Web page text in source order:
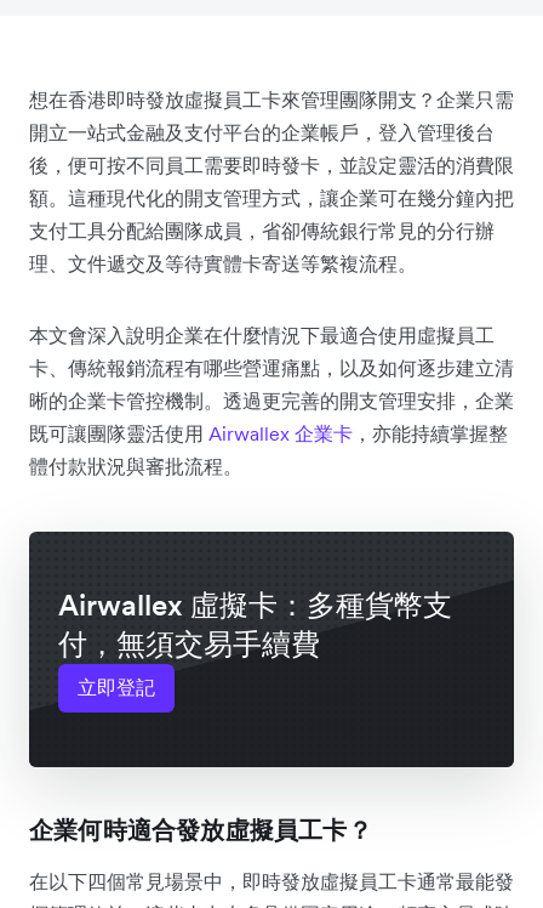
想在香港即時發放虛擬員工卡來管理團隊開支？企業只需
開立一站式金融及支付平台的企業帳戶，登入管理後台
後，便可按不同員工需要即時發卡，並設定靈活的消費限
額。這種現代化的開支管理方式，讓企業可在幾分鐘內把
支付工具分配給團隊成員，省卻傳統銀行常見的分行辦
理、文件遞交及等待實體卡寄送等繁複流程。
本文會深入說明企業在什麼情況下最適合使用虛擬員工
卡、傳統報銷流程有哪些營運痛點，以及如何逐步建立清
晰的企業卡管控機制。透過更完善的開支管理安排，企業
既可讓團隊靈活使用 Airwallex 企業卡 ，亦能持續掌握整
體付款狀況與審批流程。
Airwallex 虛擬卡：多種貨幣支
付，無須交易手續費
立即登記
企業何時適合發放虛擬員工卡？
在以下四個常見場景中，即時發放虛擬員工卡通常最能發